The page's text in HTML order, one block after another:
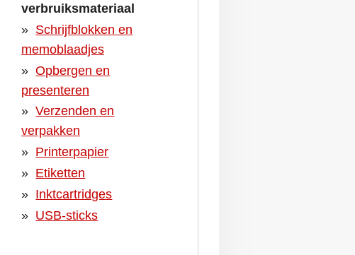
verbruiksmateriaal
Schrijfblokken en
memoblaadjes
Opbergen en
presenteren
Verzenden en
verpakken
Printerpapier
Etiketten
Inktcartridges
USB-sticks